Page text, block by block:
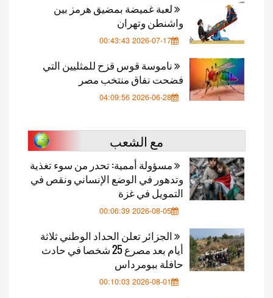
لعبة غميضة بمضيق هرمز بين
واشنطن وتهران
2026-07-17 00:43:43
ناموسة قوس قزح للمثليين التي
فضحت نفاق منتخب مصر
2026-06-28 04:09:56
مع الشعب
مسؤولة أممية: تحدر من سوء تغذية
وتدهور في الوضع الإنساني ونقص في
التمويل في غزة
2026-08-05 00:06:39
الجزائر تعلن الحداد الوطني ثلاثة
أيام بعد مصرع 25 شخصا في حادث
حافلة ببومرداس
2026-08-01 00:10:03